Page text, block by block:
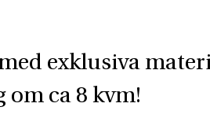
exklusiva
om ca 8 kvm!